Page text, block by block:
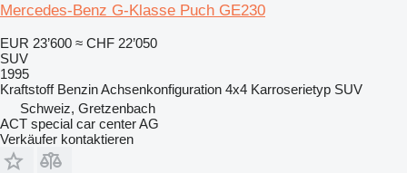
Mercedes-Benz G-Klasse Puch GE230
EUR 23’600 ≈ CHF 22’050
SUV
1995
Kraftstoff BenzinAchsenkonfiguration 4x4 Karroserietyp SUV
Schweiz, Gretzenbach
ACT special car center AG
Verkäufer kontaktieren